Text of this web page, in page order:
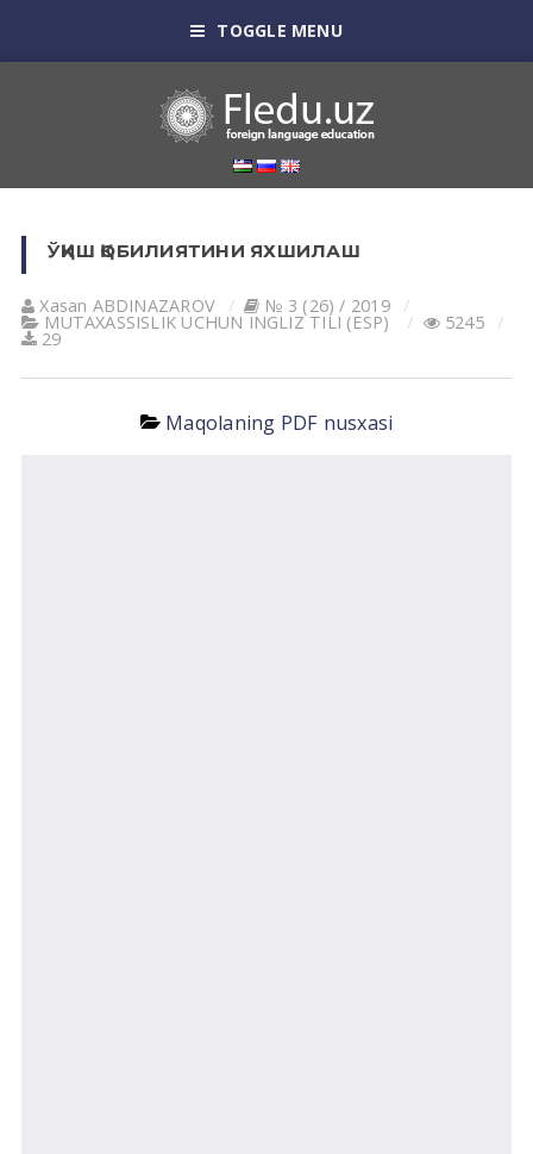
TOGGLE MENU
ЎҚИШ ҚОБИЛИЯТИНИ ЯХШИЛАШ
Xasan АBDINАZАROV № 3 (26) / 2019
MUTАXАSSISLIK UCHUN INGLIZ TILI (ESP) 5245
29
Maqolaning PDF nusxasi